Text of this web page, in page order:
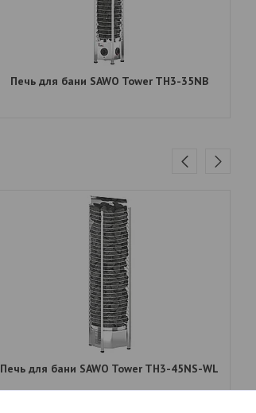
Печь для бани SAWO Tower TH3-35NB
Печь для бани SAWO Tower TH3-45NS-WL